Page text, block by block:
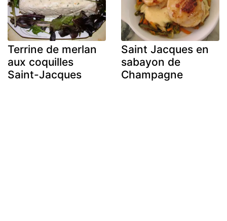
Terrine de merlan
aux coquilles
Saint-Jacques
Saint Jacques en
sabayon de
Champagne